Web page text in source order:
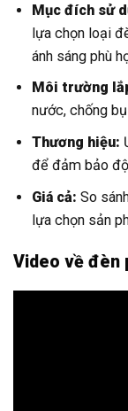
Mục đích sử
lựa chọn loại
ánh sáng phù
Môi trường
nước, chống
Thương hiệu:
để đảm bảo
Giá cả: So
lựa chọn sản
Video về đèn